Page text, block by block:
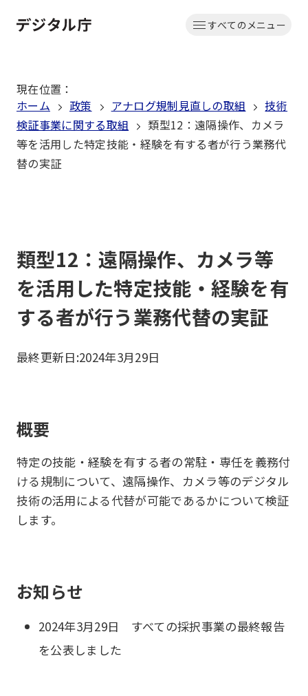
文
動
すべてのメニュー
現在位置 ：
ホーム
政策 アナログ規制見直しの取組
技術
検証事業に関する取組
類型12：遠隔操作、カメラ
等を活用した特定技能・経験を有する者が行う業務代
替の実証
類型12：遠隔操作、カメラ等
を活用した特定技能・経験を有
する者が行う業務代替の実証
最終更新日:2024年3月29日
概要
特定の技能・経験を有する者の常駐・専任を義務付
ける規制について、遠隔操作、カメラ等のデジタル
技術の活用による代替が可能であるかについて検証
します。
お知らせ
2024年3月29日 すべての採択事業の最終報告
を公表しました